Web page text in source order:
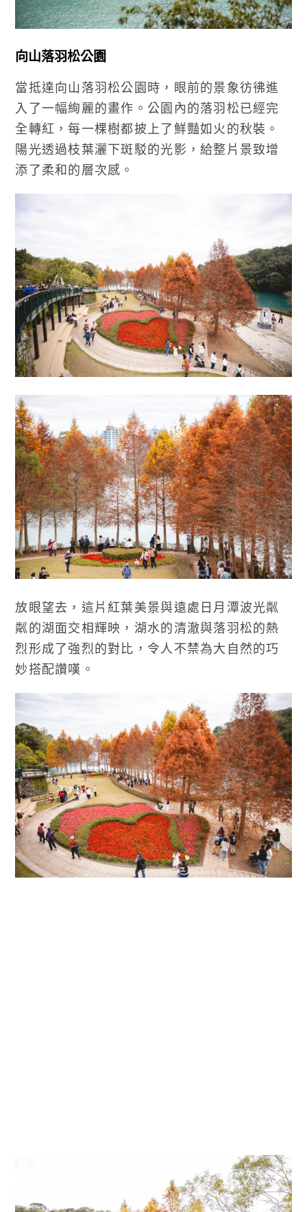
向山落羽松公園
當抵達向山落羽松公園時，眼前的景象彷彿進
入了一幅絢麗的畫作。公園內的落羽松已經完
全轉紅，每一棵樹都披上了鮮豔如火的秋裝。
陽光透過枝葉灑下斑駁的光影，給整片景致增
添了柔和的層次感。
放眼望去，這片紅葉美景與遠處日月潭波光粼
粼的湖面交相輝映，湖水的清澈與落羽松的熱
烈形成了強烈的對比，令人不禁為大自然的巧
妙搭配讚嘆。